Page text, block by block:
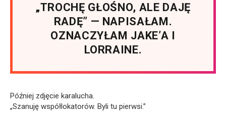
„TROCHĘ GŁOŚNO, ALE DAJĘ
RADĘ” — NAPISAŁAM.
OZNACZYŁAM JAKE’A I
LORRAINE.
Później zdjęcie karalucha.
„Szanuję współlokatorów. Byli tu pierwsi.”